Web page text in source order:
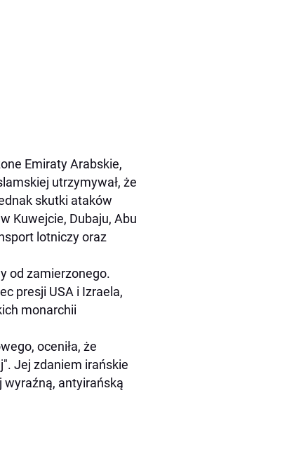
Emiraty Arabskie,
utrzymywał, że
skutki ataków
Kuwejcie, Dubaju, Abu
lotniczy oraz
od zamierzonego.
presji USA i Izraela,
monarchii
oceniła, że
Jej zdaniem irańskie
wyraźną, antyirańską